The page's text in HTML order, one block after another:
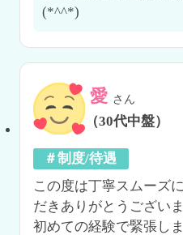
(*^^*)
愛 さん
（30代中盤）
＃制度/待遇
この度は丁寧スムーズ
だきありがとうございま
初めての経験で緊張し